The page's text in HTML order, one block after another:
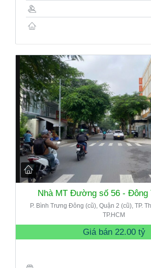
Nhà MT Đường số 56 - Đông
P. Bình Trưng Đông (cũ), Quận 2 (cũ), TP.
TP.HCM
Giá bán 22.00 tỷ